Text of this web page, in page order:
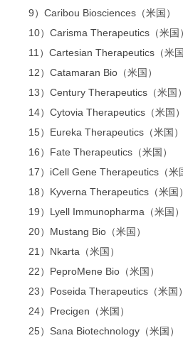
9）Caribou Biosciences（米国）
10）Carisma Therapeutics（米国）
11）Cartesian Therapeutics（米国
12）Catamaran Bio（米国）
13）Century Therapeutics（米国）
14）Cytovia Therapeutics（米国）
15）Eureka Therapeutics（米国）
16）Fate Therapeutics（米国）
17）iCell Gene Therapeutics（米
18）Kyverna Therapeutics（米国）
19）Lyell Immunopharma（米国）
20）Mustang Bio（米国）
21）Nkarta（米国）
22）PeproMene Bio（米国）
23）Poseida Therapeutics（米国）
24）Precigen（米国）
25）Sana Biotechnology（米国）